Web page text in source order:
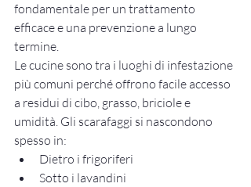
fondamentale per un trattamento
efficace e una prevenzione a lungo
termine.
Le cucine sono tra i luoghi di infestazione
più comuni perché offrono facile accesso
a residui di cibo, grasso, briciole e
umidità. Gli scarafaggi si nascondono
spesso in:
Dietro i frigoriferi
Sotto i lavandini